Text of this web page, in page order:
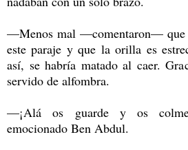
—Menos mal —comentaron— que
este paraje y que la orilla es
así, se habría matado al caer.
servido de alfombra.
—¡Alá os guarde y os
emocionado Ben Abdul.